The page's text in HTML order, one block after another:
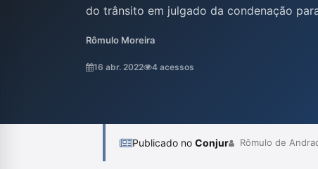
do trânsito em julgado da condenação
Ministério Público, argumentam sobre a
Código Penal, ressaltando o princípio da
Rômulo Moreira
16 abr. 2022 4 acessos
Publicado no Conjur Rômulo de